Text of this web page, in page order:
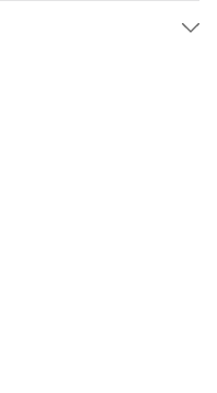
парой к любому верху
отлично сидит на